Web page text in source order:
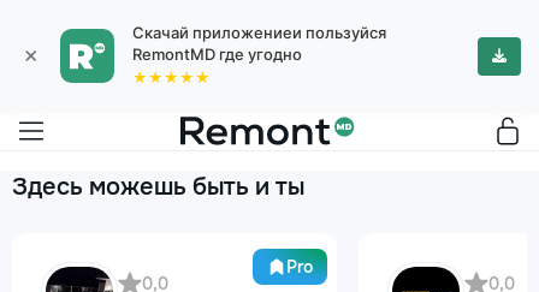
×
Скачай приложениеи пользуйся
RemontMD где угодно
★★★★★
Здесь можешь быть и ты
Pro
0,0
0,0